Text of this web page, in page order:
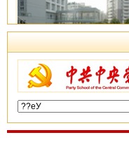
У(?)
У()